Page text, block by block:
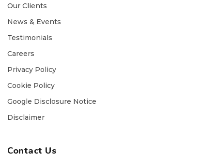
Our Clients
News & Events
Testimonials
Careers
Privacy Policy
Cookie Policy
Google Disclosure Notice
Disclaimer
Contact Us